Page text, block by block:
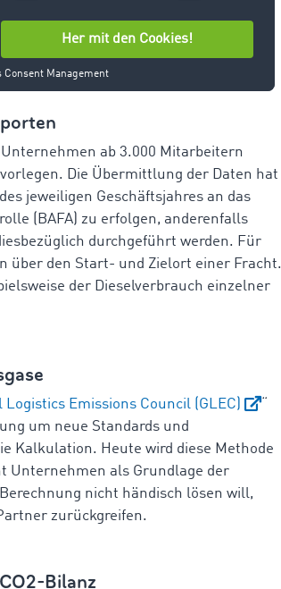
der fertigen Produkte sowie
ab 3.000 Mitarbeitern
Die Übermittlung der Daten hat
jeweiligen Geschäftsjahres an das
(BAFA) zu erfolgen, anderenfalls
durchgeführt werden. Für
über den Start- und Zielort einer Fracht.
der Dieselverbrauch einzelner
Logistics Emissions Council (GLEC)
“
um neue Standards und
Kalkulation. Heute wird diese Methode
Unternehmen als Grundlage der
nicht händisch lösen will,
zurückgreifen.
Bilanz